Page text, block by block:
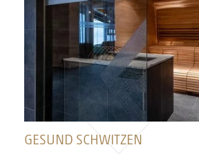
GESUND SCHWITZEN